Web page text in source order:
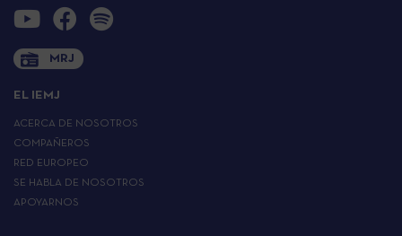
MRJ
EL IEMJ
ACERCA DE NOSOTROS
COMPAÑEROS
RED EUROPEO
SE HABLA DE NOSOTROS
APOYARNOS